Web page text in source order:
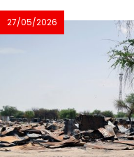
27/05/2026